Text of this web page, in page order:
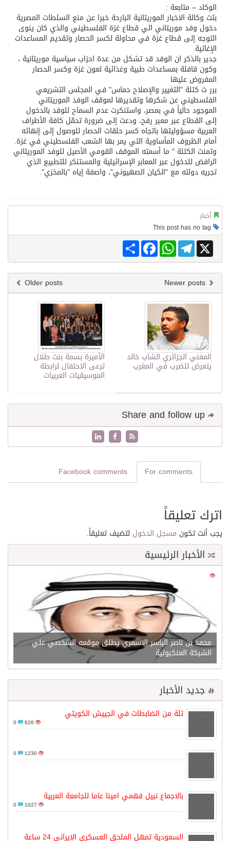
كسوة الكعبة تعتلي البيت العتيق
“سبيس إكس” تطلق 24 قمرًا صناعيًا جديدًا إلى الفضاء
الوكاد – متابعة :
بثت وكالة الاخبار الموريتانية البارحة خبرا عن منع السلطات المصرية
دخول وفد موريتاني الي قطاع غزة الفلسطيني والذي كان ينوى
التوجه إلى قطاع غزة في محاولة لكسر الحصار وتقديم المساعدات
الإغاثية.
جدير بالذكر ان الوفد قد تشكل من عدة احزاب سياسية موريتانية ،
وكون قافلة بمساعدات طبية وغذائية لعون غزة وكسر الحصار
المفروض عليها
برر ت كتلة "التغيير والإصلاح حماس" في المجلس التشريعي
الفلسطيني عن شكرها وتقديرها لموقف الوفد الموريتاني
الموجود حالياً في بمصر، واستنكرت عدم السماح للوفد بالدخول
إلى القطاع عبر معبر رفح، ودعت إلى ضرورة تحمّل كافة الأطراف
العربية مسؤوليتها باتجاه كسر حلقات الحصار للوصول إلى إنهائه
أمام الظروف المأساوية التي يمر بها الشعب الفلسطيني في غزة.
وثمنت الكتلة " ما أسمته الموقف القومي الأصيل للوفد الموريتاني
الرافض للدخول عبر المعابر الإسرائيلية والمستنكر للتطبيع الذي
تجريه دولته مع "الكيان الصهيوني"، واصفة إياه "بالمخزي".
أخبار
Share
FacebookWhatsAppTelegram X
Older posts
الأميرة بسمة بنت طلال
ترعى الاحتفال لرابطة
الموسيقيات العربيات
المغني الجزائري الشاب خالد
يتعرض للضرب في المغرب
For comments
Facebook comments
اترك تعليقاً
يجب أنت تكون مسجل الدخول لتضيف تعليقاً.
الأخبار الرئيسية
21608
محمد بن ناصر الياسر الاسمري يطلق موقعه الشخصي علي
الشبكة العنكبوتية
جديد الأخبار
ثلة من الضابطات في الجييش الكويتي
626
1230
بالاجماع نبيل فهمي امينا عاما للجامعة العربية
1027
السعودية تمهل الملحق العسكري الإيراني 24 ساعة